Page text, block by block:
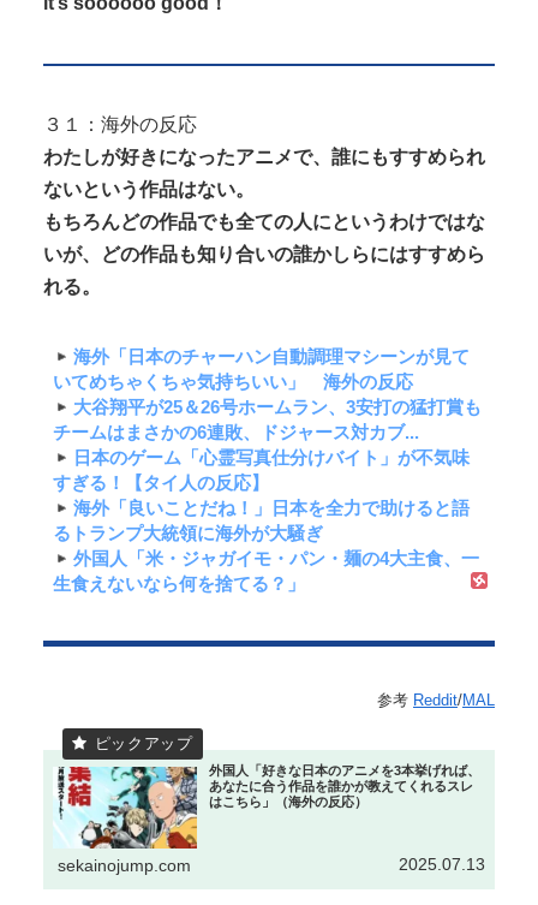
３１：海外の反応
わたしが好きになったアニメで、誰にもすすめられ
ないという作品はない。
もちろんどの作品でも全ての人にというわけではな
いが、どの作品も知り合いの誰かしらにはすすめら
れる。
海外「日本のチャーハン自動調理マシーンが見て
いてめちゃくちゃ気持ちいい」 海外の反応
大谷翔平が25＆26号ホームラン、3安打の猛打賞も
チームはまさかの6連敗、ドジャース対カブ...
日本のゲーム「心霊写真仕分けバイト」が不気味
すぎる！【タイ人の反応】
海外「良いことだね！」日本を全力で助けると語
るトランプ大統領に海外が大騒ぎ
外国人「米・ジャガイモ・パン・麺の4大主食、一
生食えないなら何を捨てる？」
参考 Reddit/MAL
外国人「好きな日本のアニメを3本挙げれば、
あなたに合う作品を誰かが教えてくれるスレ
はこちら」（海外の反応）
sekainojump.com 2025.07.13